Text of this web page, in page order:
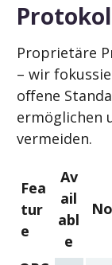
Proprietäre
– wir
offene
ermöglichen
vermeiden.
Fea
tur
e
Av
ail
abl
e